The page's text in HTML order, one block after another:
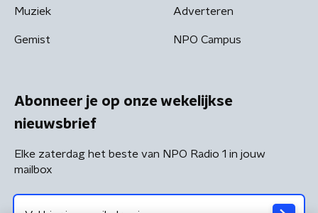
Muziek
Gemist
Adverteren
NPO Campus
Abonneer je op onze wekelijkse
nieuwsbrief
Elke zaterdag het beste van NPO Radio 1 in jouw
mailbox